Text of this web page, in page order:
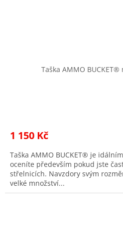
Taška AMMO BUCKET®
1 150 Kč
Taška AMMO BUCKET® je
oceníte především pokud jste
střelnicích. Navzdory svým
velké množství...